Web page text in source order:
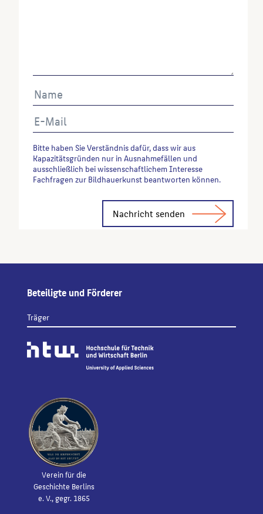
Bitte haben Sie Verständnis dafür, dass wir aus
Kapazitätsgründen nur in Ausnahmefällen und
ausschließlich bei wissenschaftlichem Interesse
Fachfragen zur Bildhauerkunst beantworten können.
Beteiligte und Förderer
Träger
Verein für die
Geschichte Berlins
e. V., gegr. 1865